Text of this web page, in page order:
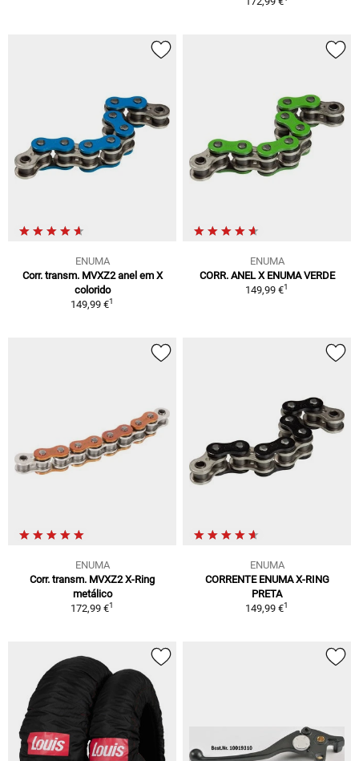
ENUMA
Corr. transm. MVXZ2 anel em X
colorido
149,99 €1
ENUMA
CORR. ANEL X ENUMA VERDE
149,99 €1
ENUMA
Corr. transm. MVXZ2 X-Ring
metálico
172,99 €1
ENUMA
CORRENTE ENUMA X-RING
PRETA
149,99 €1